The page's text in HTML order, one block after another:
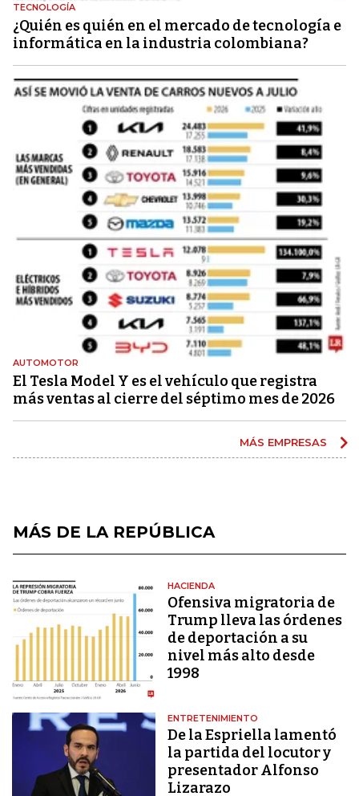
TECNOLOGÍA
¿Quién es quién en el mercado de tecnología e
informática en la industria colombiana?
AUTOMOTOR
El Tesla Model Y es el vehículo que registra
más ventas al cierre del séptimo mes de 2026
MÁS EMPRESAS
MÁS DE LA REPÚBLICA
HACIENDA
Ofensiva migratoria de
Trump lleva las órdenes
de deportación a su
nivel más alto desde
1998
ENTRETENIMIENTO
De la Espriella lamentó
la partida del locutor y
presentador Alfonso
Lizarazo